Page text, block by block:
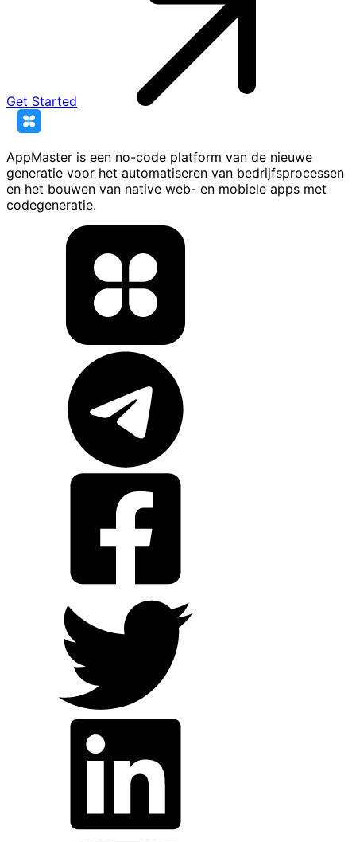
Get Started
AppMaster is een no-code platform van de nieuwe
generatie voor het automatiseren van bedrijfsprocessen
en het bouwen van native web- en mobiele apps met
codegeneratie.